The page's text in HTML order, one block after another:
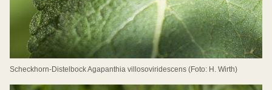
Scheckhorn-Distelbock Agapanthia villosoviridescens (Foto: H. Wirth)